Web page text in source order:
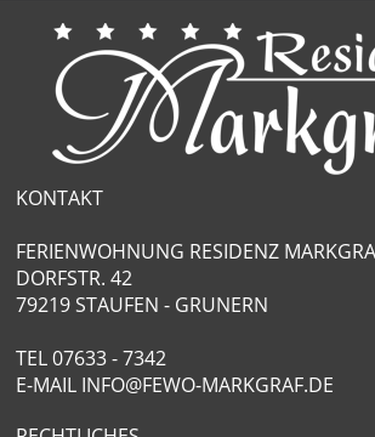
KONTAKT
FERIENWOHNUNG RESIDENZ
DORFSTR. 42
79219 STAUFEN - GRUNERN
TEL07633 - 7342
E-MAIL INFO@FEWO-MARKGRAF.DE